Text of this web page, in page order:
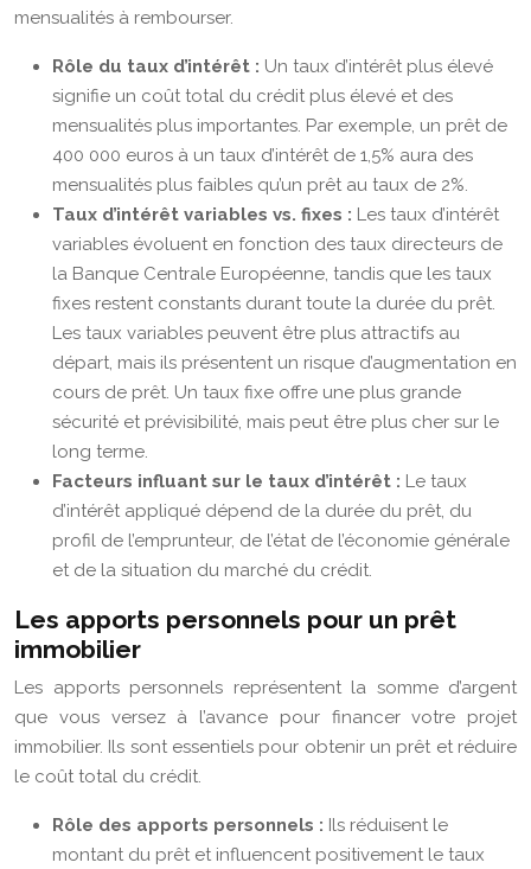
mensualités à rembourser.
Rôle du taux d’intérêt : Un taux d’intérêt plus élevé
signifie un coût total du crédit plus élevé et des
mensualités plus importantes. Par exemple, un prêt de
400 000 euros à un taux d’intérêt de 1,5% aura des
mensualités plus faibles qu’un prêt au taux de 2%.
Taux d’intérêt variables vs. fixes : Les taux d’intérêt
variables évoluent en fonction des taux directeurs de
la Banque Centrale Européenne, tandis que les taux
fixes restent constants durant toute la durée du prêt.
Les taux variables peuvent être plus attractifs au
départ, mais ils présentent un risque d’augmentation en
cours de prêt. Un taux fixe offre une plus grande
sécurité et prévisibilité, mais peut être plus cher sur le
long terme.
Facteurs influant sur le taux d’intérêt : Le taux
d’intérêt appliqué dépend de la durée du prêt, du
profil de l’emprunteur, de l’état de l’économie générale
et de la situation du marché du crédit.
Les apports personnels pour un prêt
immobilier
Les apports personnels représentent la somme d’argent
que vous versez à l’avance pour financer votre projet
immobilier. Ils sont essentiels pour obtenir un prêt et réduire
le coût total du crédit.
Rôle des apports personnels : Ils réduisent le
montant du prêt et influencent positivement le taux